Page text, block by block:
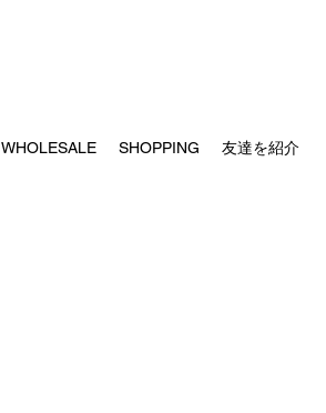
WHOLESALE SHOPPING 友達を紹介